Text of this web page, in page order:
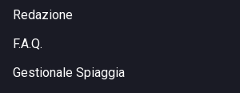
Redazione
F.A.Q.
Gestionale Spiaggia